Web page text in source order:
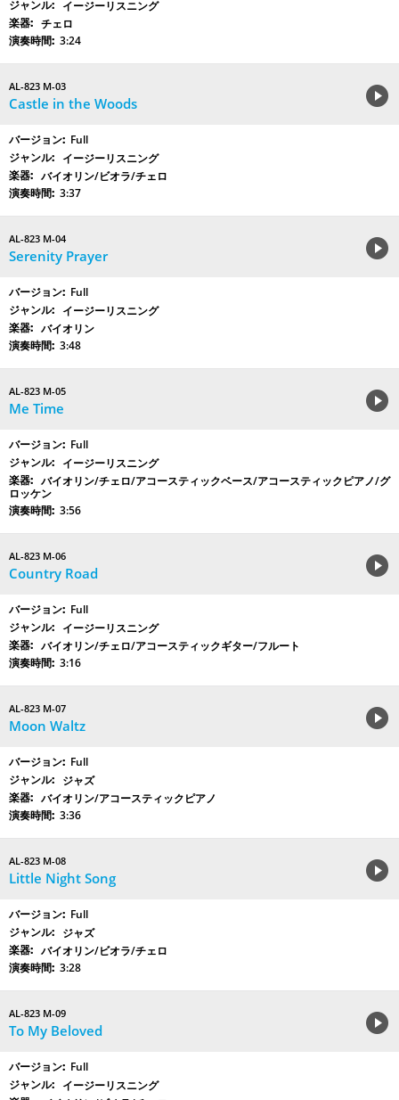
イージーリスニング
チェロ
3:24
AL-823 M-03
Castle in the Woods
Full
イージーリスニング
バイオリン/ビオラ/チェロ
3:37
AL-823 M-04
Serenity Prayer
Full
イージーリスニング
バイオリン
3:48
AL-823 M-05
Me Time
Full
イージーリスニング
バイオリン/チェロ/アコースティックベース/アコースティックピアノ/グ
ロッケン
3:56
AL-823 M-06
Country Road
Full
イージーリスニング
バイオリン/チェロ/アコースティックギター/フルート
3:16
AL-823 M-07
Moon Waltz
Full
ジャズ
バイオリン/アコースティックピアノ
3:36
AL-823 M-08
Little Night Song
Full
ジャズ
バイオリン/ビオラ/チェロ
3:28
AL-823 M-09
To My Beloved
Full
イージーリスニング